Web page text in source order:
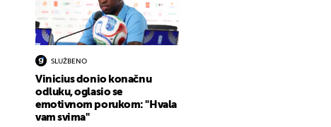
SLUŽBENO
Vinicius donio konačnu
odluku, oglasio se
emotivnom porukom: "Hvala
vam svima"